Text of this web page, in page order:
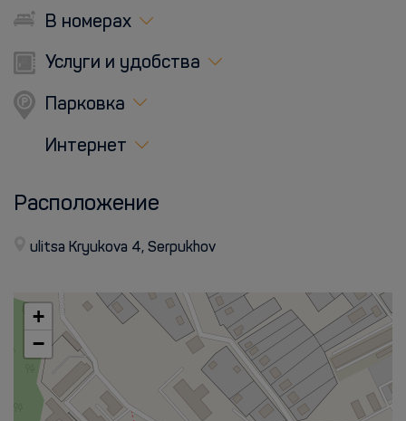
В номерах
Услуги и удобства
Парковка
Интернет
Расположение
ulitsa Kryukova 4, Serpukhov
+
−